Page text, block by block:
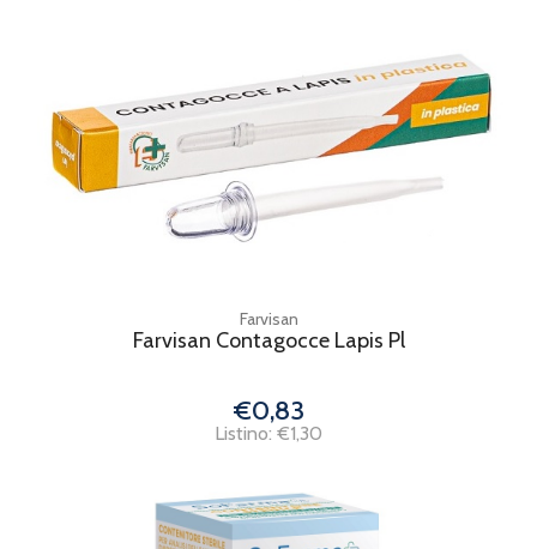
Farvisan
Farvisan Contagocce Lapis Pl
€0,83
Listino: €1,30